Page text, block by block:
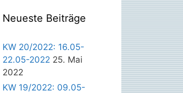
Neueste Beiträge
KW 20/2022: 16.05-
22.05-2022 25. Mai
2022
KW 19/2022: 09.05-